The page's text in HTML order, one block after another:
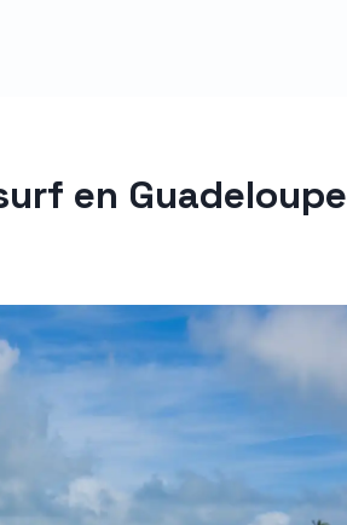
en Guadeloupe